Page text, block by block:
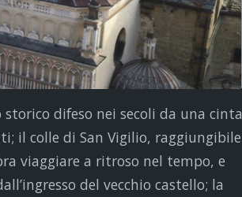
difeso nei secoli da una cinta
il colle di San Vigilio, raggiungibile
viaggiare a ritroso nel tempo, e
del vecchio castello; la